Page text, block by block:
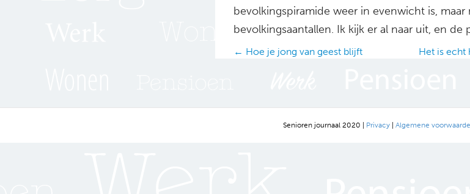
bevolkingspiramide weer in evenwicht is, maar
bevolkingsaantallen. Ik kijk er al naar uit, en de
Posts
← Hoe je jong van geest blijft Het is
Senioren journaal 2020 | Privacy | Algemene